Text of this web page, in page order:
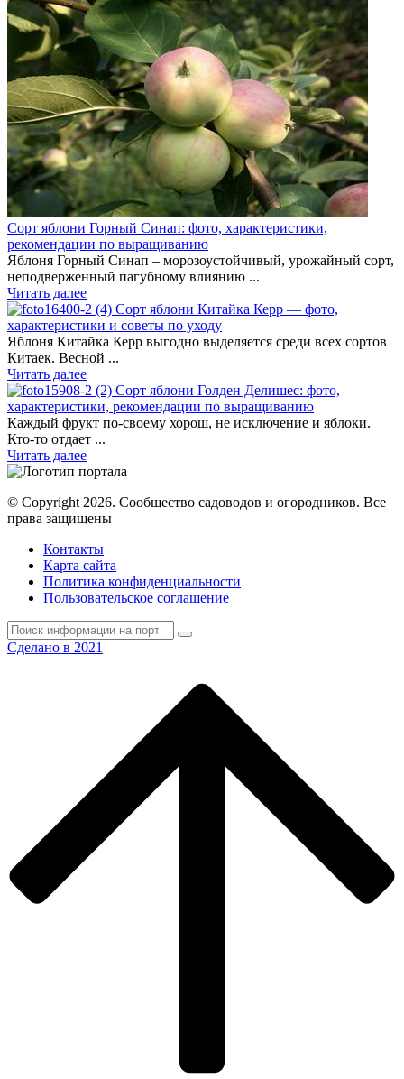
Сорт яблони Горный Синап: фото, характеристики,
рекомендации по выращиванию
Яблоня Горный Синап – морозоустойчивый, урожайный сорт,
неподверженный пагубному влиянию ...
Читать далее
Сорт яблони Китайка Керр — фото,
характеристики и советы по уходу
Яблоня Китайка Керр выгодно выделяется среди всех сортов
Китаек. Весной ...
Читать далее
Сорт яблони Голден Делишес: фото,
характеристики, рекомендации по выращиванию
Каждый фрукт по-своему хорош, не исключение и яблоки.
Кто-то отдает ...
Читать далее
© Copyright 2026. Cообщество садоводов и огородников. Все
права защищены
Контакты
Карта сайта
Политика конфиденциальности
Пользовательское соглашение
Сделано в 2021